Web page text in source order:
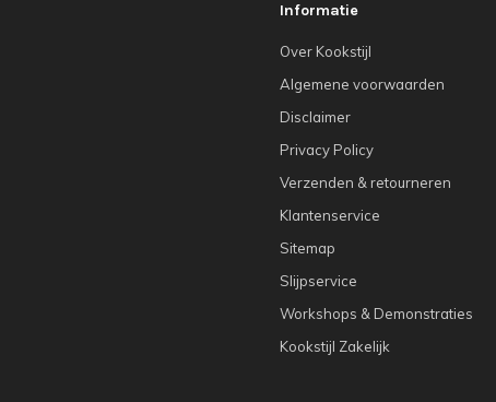
Informatie
Over Kookstijl
Algemene voorwaarden
Disclaimer
Privacy Policy
Verzenden & retourneren
Klantenservice
Sitemap
Slijpservice
Workshops & Demonstraties
Kookstijl Zakelijk